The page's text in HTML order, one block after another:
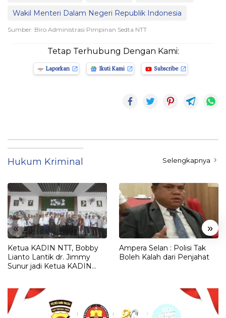
Wakil Menteri Dalam Negeri Republik Indonesia
Sumber: Biro Administrasi Pimpinan Sedta NTT
Tetap Terhubung Dengan Kami:
Laporkan Ikuti Kami Subscribe
Hukum Kriminal Selengkapnya
« »
Ketua KADIN NTT, Bobby
Lianto Lantik dr. Jimmy
Sunur jadi Ketua KADIN
Ampera Selan : Polisi Tak
Boleh Kalah dari Penjahat